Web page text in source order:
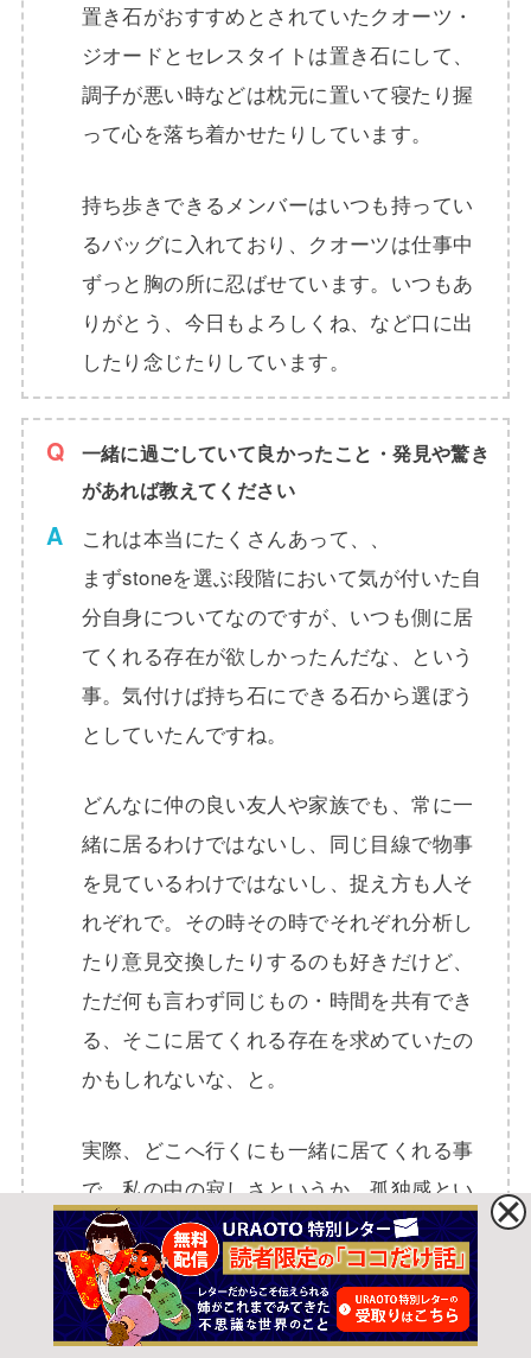
置き石がおすすめとされていたクオーツ・
ジオードとセレスタイトは置き石にして、
調子が悪い時などは枕元に置いて寝たり握
って心を落ち着かせたりしています。
持ち歩きできるメンバーはいつも持ってい
るバッグに入れており、クオーツは仕事中
ずっと胸の所に忍ばせています。いつもあ
りがとう、今日もよろしくね、など口に出
したり念じたりしています。
一緒に過ごしていて良かったこと・発見や驚き
があれば教えてください
これは本当にたくさんあって、、
まずstoneを選ぶ段階において気が付いた自
分自身についてなのですが、いつも側に居
てくれる存在が欲しかったんだな、という
事。気付けば持ち石にできる石から選ぼう
としていたんですね。
どんなに仲の良い友人や家族でも、常に一
緒に居るわけではないし、同じ目線で物事
を見ているわけではないし、捉え方も人そ
れぞれで。その時その時でそれぞれ分析し
たり意見交換したりするのも好きだけど、
ただ何も言わず同じもの・時間を共有でき
る、そこに居てくれる存在を求めていたの
かもしれないな、と。
実際、どこへ行くにも一緒に居てくれる事
で、私の中の寂しさというか…孤独感とい
うか…うまく表現できないのですが、空い
ていた穴をすぽっと埋めてくれたような感
じがするのです。